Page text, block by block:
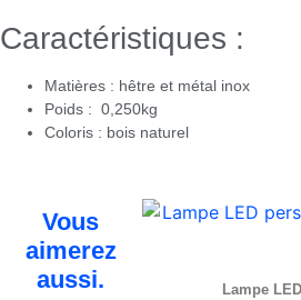
Caractéristiques :
Matières : hêtre et métal inox
Poids : 0,250kg
Coloris : bois naturel
Vous
aimerez
aussi.
Lampe